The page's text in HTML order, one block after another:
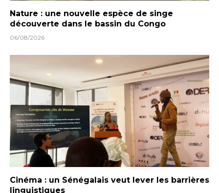
Nature : une nouvelle espèce de singe
découverte dans le bassin du Congo
06/08/2026
Cinéma : un Sénégalais veut lever les barrières
linguistiques